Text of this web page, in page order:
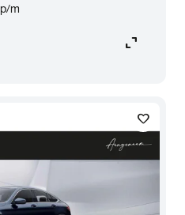
p/m
expand_content
favorite